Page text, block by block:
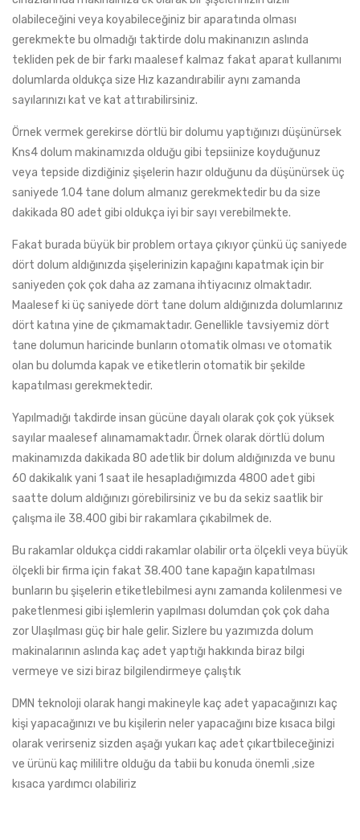
olabileceğini veya koyabileceğiniz bir aparatında olması
gerekmekte bu olmadığı taktirde dolu makinanızın aslında
tekliden pek de bir farkı maalesef kalmaz fakat aparat kullanımı
dolumlarda oldukça size Hız kazandırabilir aynı zamanda
sayılarınızı kat ve kat attırabilirsiniz.
Örnek vermek gerekirse dörtlü bir dolumu yaptığınızı düşünürsek
Kns4 dolum makinamızda olduğu gibi tepsiinize koyduğunuz
veya tepside dizdiğiniz şişelerin hazır olduğunu da düşünürsek üç
saniyede 1.04 tane dolum almanız gerekmektedir bu da size
dakikada 80 adet gibi oldukça iyi bir sayı verebilmekte.
Fakat burada büyük bir problem ortaya çıkıyor çünkü üç saniyede
dört dolum aldığınızda şişelerinizin kapağını kapatmak için bir
saniyeden çok çok daha az zamana ihtiyacınız olmaktadır.
Maalesef ki üç saniyede dört tane dolum aldığınızda dolumlarınız
dört katına yine de çıkmamaktadır. Genellikle tavsiyemiz dört
tane dolumun haricinde bunların otomatik olması ve otomatik
olan bu dolumda kapak ve etiketlerin otomatik bir şekilde
kapatılması gerekmektedir.
Yapılmadığı takdirde insan gücüne dayalı olarak çok çok yüksek
sayılar maalesef alınamamaktadır. Örnek olarak dörtlü dolum
makinamızda dakikada 80 adetlik bir dolum aldığınızda ve bunu
60 dakikalık yani 1 saat ile hesapladığımızda 4800 adet gibi
saatte dolum aldığınızı görebilirsiniz ve bu da sekiz saatlik bir
çalışma ile 38.400 gibi bir rakamlara çıkabilmek de.
Bu rakamlar oldukça ciddi rakamlar olabilir orta ölçekli veya büyük
ölçekli bir firma için fakat 38.400 tane kapağın kapatılması
bunların bu şişelerin etiketlebilmesi aynı zamanda kolilenmesi ve
paketlenmesi gibi işlemlerin yapılması dolumdan çok çok daha
zor Ulaşılması güç bir hale gelir. Sizlere bu yazımızda dolum
makinalarının aslında kaç adet yaptığı hakkında biraz bilgi
vermeye ve sizi biraz bilgilendirmeye çalıştık
DMN teknoloji olarak hangi makineyle kaç adet yapacağınızı kaç
kişi yapacağınızı ve bu kişilerin neler yapacağını bize kısaca bilgi
olarak verirseniz sizden aşağı yukarı kaç adet çıkartbileceğinizi
ve ürünü kaç mililitre olduğu da tabii bu konuda önemli ,size
kısaca yardımcı olabiliriz